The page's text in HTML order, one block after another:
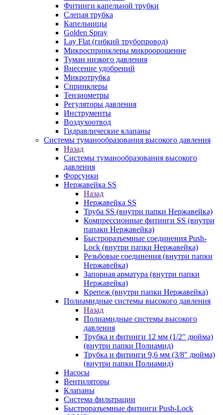
Фитинги капельной трубки
Слепая трубка
Капельницы
Golden Spray
Lay Flat (гибкий трубопровод)
Микроспринклеры микроорошение
Туман низкого давления
Внесение удобрений
Микротрубка
Спринклеры
Тензиометры
Регуляторы давления
Инструменты
Воздухоотвод
Гидравлические клапаны
Системы туманообразования высокого давления
Назад
Системы туманообразования высокого
давления
Форсунки
Нержавейка SS
Назад
Нержавейка SS
Труба SS (внутри папки Нержавейка)
Компрессионные фитинги SS (внутри
папаки Нержавейка)
Быстроразъемные соединения Push-
Lock (внутри папки Нержавейка)
Резьбовые соединения (внутри папки
Нержавейка)
Запорная арматура (внутри папки
Нержавейка)
Крепеж (внутри папки Нержавейка)
Полиамидные системы высокого давления
Назад
Полиамидные системы высокого
давления
Трубка и фитинги 12 мм (1/2" дюйма)
(внутри папки Полиамид)
Трубка и фитинги 9,6 мм (3/8" дюйма)
(внутри папки Полиамид)
Насосы
Вентиляторы
Клапаны
Система фильтрации
Быстроразъемные фитинги Push-Lock